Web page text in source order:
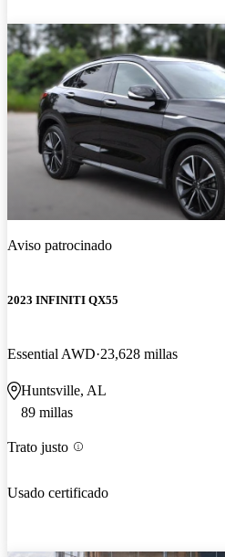
Aviso patrocinado
2023 INFINITI QX55
Essential AWD 23,628 millas
Huntsville, AL
89 millas
Trato justo
Usado certificado